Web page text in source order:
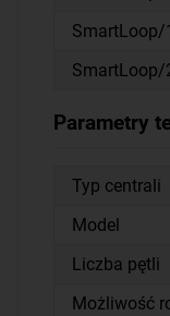
SmartLoop/
SmartLoop/
Parametry
Typ centrali
Model
Liczba pętli
Możliwość